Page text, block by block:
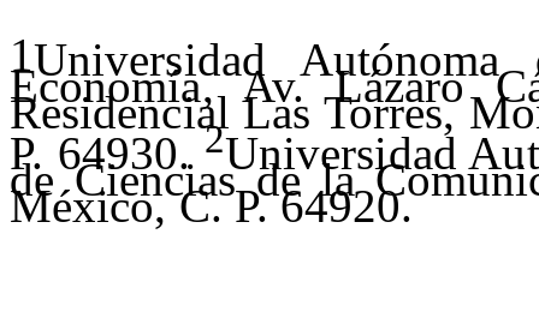
1Universidad
Economía, Av. Lázaro
Residencial Las Torres,
P. 64930. 2Universidad
de Ciencias de la
México, C. P. 64920.